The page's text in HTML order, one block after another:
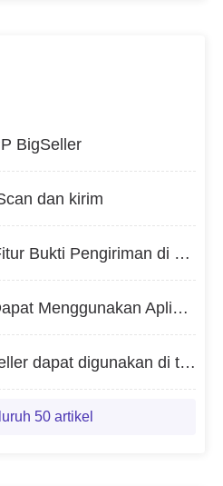
BigSeller
dan kirim
Cara Menggunakan Fitur Bukti Pengiriman di BigSeller APP （Versi Hanya Kirim Gambar）
Apakah di Alat PDA Dapat Menggunakan Aplikasi BigSeller?
Apakah aplikasi BigSeller dapat digunakan di terminal PDA?
50 artikel